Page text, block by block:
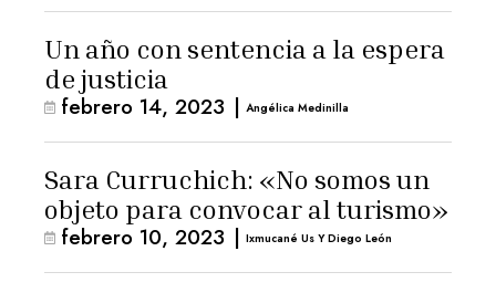
Un año con sentencia a la espera
de justicia
febrero 14, 2023 | Angélica Medinilla
Sara Curruchich: «No somos un
objeto para convocar al turismo»
febrero 10, 2023 | Ixmucané Us Y Diego León